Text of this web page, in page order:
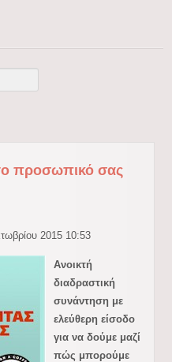
προσωπικό σας
2015 10:53
Aνοικτή
διαδραστική
συνάντηση με
ελεύθερη είσοδο
για να δούμε μαζί
πώς μπορούμε